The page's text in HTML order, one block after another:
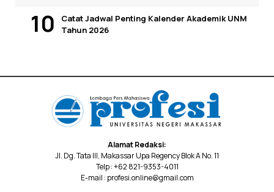
Catat Jadwal Penting Kalender Akademik UNM
Tahun 2026
Alamat Redaksi:
Jl. Dg. Tata III, Makassar Upa Regency Blok A No. 11
Telp : +62 821-9353-4011
E-mail : profesi.online@gmail.com